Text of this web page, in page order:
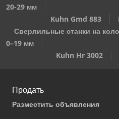
20-29 мм
Kuhn Gmd 883
Сверлильные станки на
0–19 мм
Kuhn Hr 3002
Продать
Разместить объявления